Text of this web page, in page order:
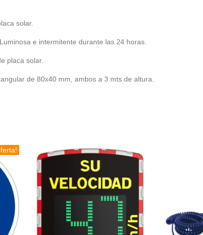
solar.
e intermitente durante las 24 horas.
placa solar.
de 80x40 mm, ambos a 3 mts de altura.